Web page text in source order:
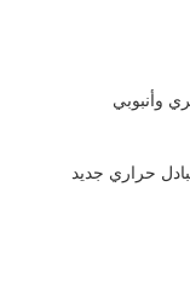
وأنبوبي
حراري جديد